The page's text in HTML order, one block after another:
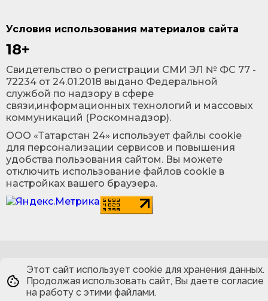
Условия использования материалов сайта
18+
Cвидетельство о регистрации СМИ ЭЛ № ФС 77 -
72234 от 24.01.2018 выдано Федеральной
службой по надзору в сфере
связи,информационных технологий и массовых
коммуникаций (Роскомнадзор).
ООО «Татарстан 24» использует файлы cookie
для персонализации сервисов и повышения
удобства пользования сайтом. Вы можете
отключить использование файлов cookie в
настройках вашего браузера.
Этот сайт использует cookie для хранения данных.
Продолжая использовать сайт, Вы даете согласие
на работу с этими файлами.